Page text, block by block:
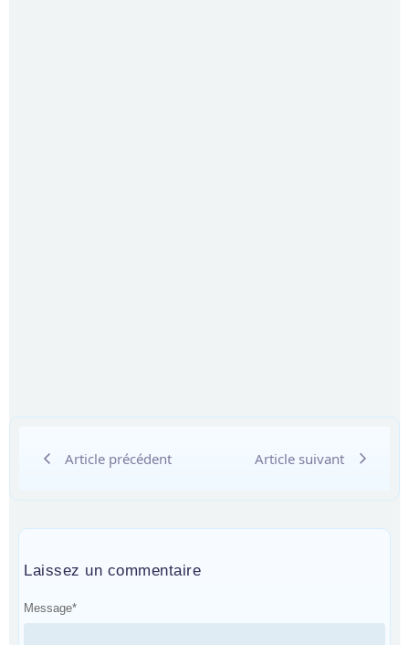
Article précédent Article suivant
Laissez un commentaire
Message*